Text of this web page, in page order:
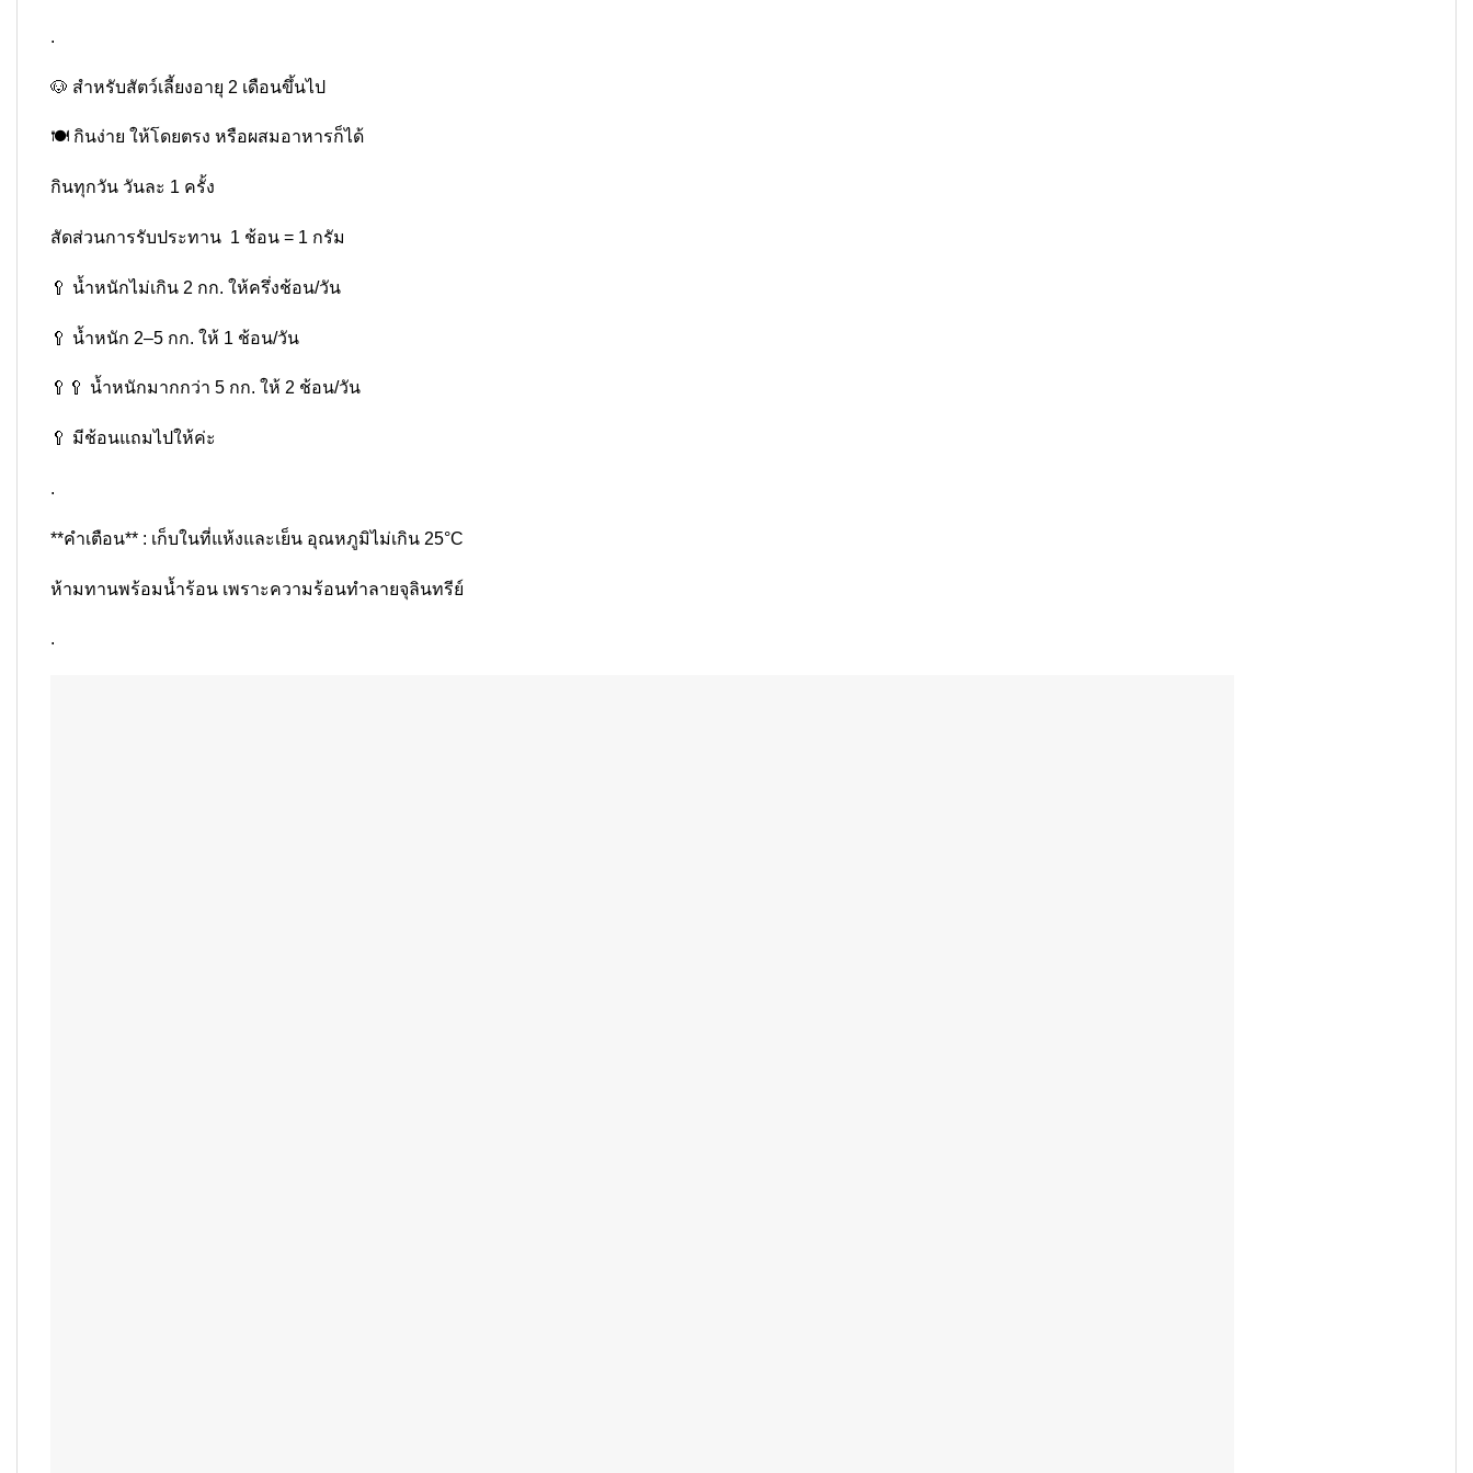
.
🐶 สำหรับสัตว์เลี้ยงอายุ 2 เดือนขึ้นไป
🍽️ กินง่าย ให้โดยตรง หรือผสมอาหารก็ได้
กินทุกวัน วันละ 1 ครั้ง
สัดส่วนการรับประทาน 1 ช้อน = 1 กรัม
🥄 น้ำหนักไม่เกิน 2 กก. ให้ครึ่งช้อน/วัน
🥄 น้ำหนัก 2–5 กก. ให้ 1 ช้อน/วัน
🥄🥄 น้ำหนักมากกว่า 5 กก. ให้ 2 ช้อน/วัน
🥄 มีช้อนแถมไปให้ค่ะ
.
**คำเตือน** : เก็บในที่แห้งและเย็น อุณหภูมิไม่เกิน 25°C
ห้ามทานพร้อมน้ำร้อน เพราะความร้อนทำลายจุลินทรีย์
.